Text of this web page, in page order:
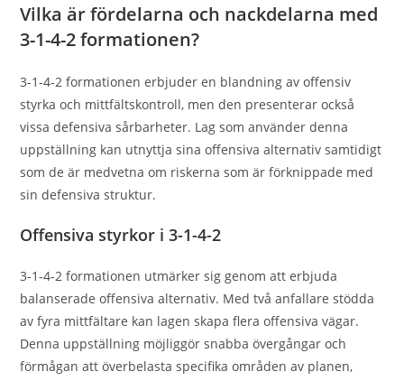
Vilka är fördelarna och nackdelarna med
3-1-4-2 formationen?
3-1-4-2 formationen erbjuder en blandning av offensiv
styrka och mittfältskontroll, men den presenterar också
vissa defensiva sårbarheter. Lag som använder denna
uppställning kan utnyttja sina offensiva alternativ samtidigt
som de är medvetna om riskerna som är förknippade med
sin defensiva struktur.
Offensiva styrkor i 3-1-4-2
3-1-4-2 formationen utmärker sig genom att erbjuda
balanserade offensiva alternativ. Med två anfallare stödda
av fyra mittfältare kan lagen skapa flera offensiva vägar.
Denna uppställning möjliggör snabba övergångar och
förmågan att överbelasta specifika områden av planen,